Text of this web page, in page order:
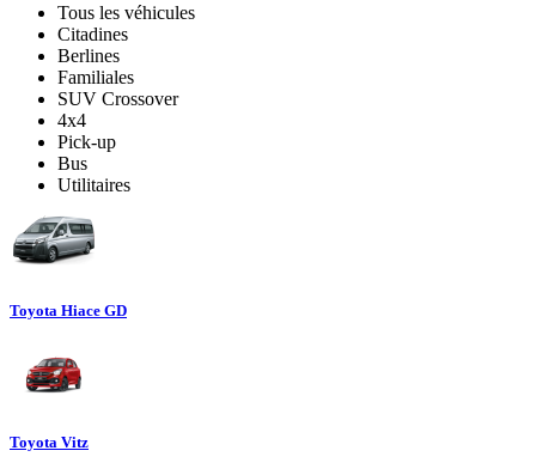
Tous les véhicules
Citadines
Berlines
Familiales
SUV Crossover
4x4
Pick-up
Bus
Utilitaires
Toyota Hiace GD
Toyota Vitz